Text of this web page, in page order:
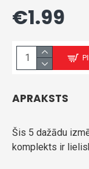
€1.99
APRAKSTS
Šis 5 dažādu
komplekts ir